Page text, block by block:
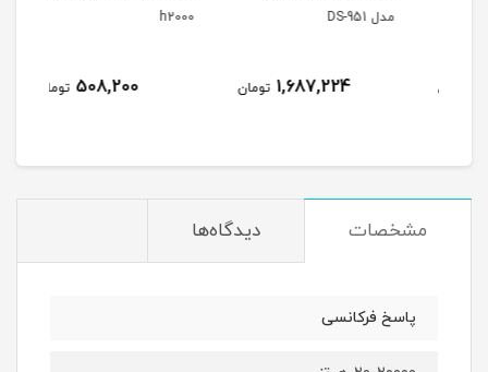
1,687,224 تومان
h2000
508,200 تومان
مشخصات دیدگاه‌ها
پاسخ فرکانسی